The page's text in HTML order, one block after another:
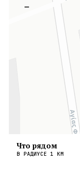
−
Что рядом
В РАДИУСЕ 1 КМ